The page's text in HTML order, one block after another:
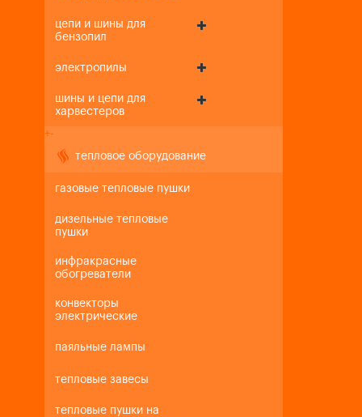
цепи и шины для
бензопил
электропилы
шины и цепи для
харвестеров
+-
тепловое оборудование
газовые тепловые пушки
дизельные тепловые
пушки
инфракрасные
обогреватели
конвекторы
электрические
паяльные лампы
тепловые завесы
тепловые пушки на